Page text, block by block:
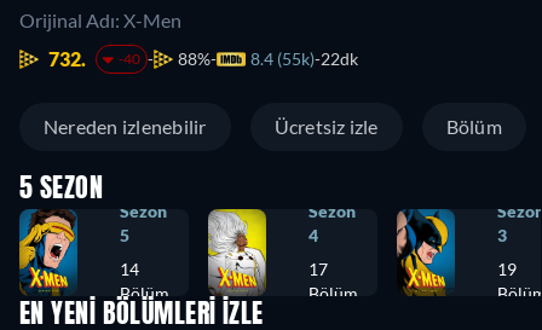
Orijinal Adı: X-Men
732.
-40 88% 8.4 (55k) 22dk
Nereden izlenebilir Ücretsiz izle Bölüm
5 SEZON
Sezon
5
14
Bölüm
Sezon
4
17
Bölüm
3
19
EN YENİ BÖLÜMLERİ İZLE